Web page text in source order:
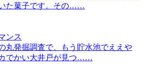
た菓子です。その……
ンス
丸発掘調査で、もう貯水池でええや
でかい大井戸が見つ……